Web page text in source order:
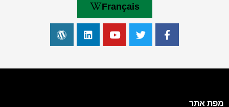
Français
מפת אתר